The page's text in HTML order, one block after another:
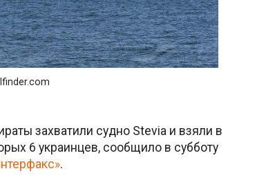
захватили судно Stevia и взяли в
6 украинцев, сообщило в субботу
.